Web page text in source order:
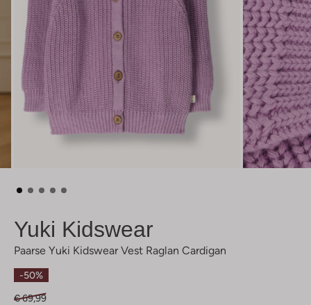
Yuki Kidswear
Paarse Yuki Kidswear Vest Raglan Cardigan
-50%
€ 69,99